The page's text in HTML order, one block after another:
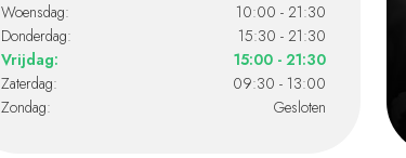
Woensdag:
10:00 - 21:30
Donderdag:
15:30 - 21:30
Vrijdag:
15:00 - 21:30
Zaterdag:
09:30 - 13:00
Zondag:
Gesloten